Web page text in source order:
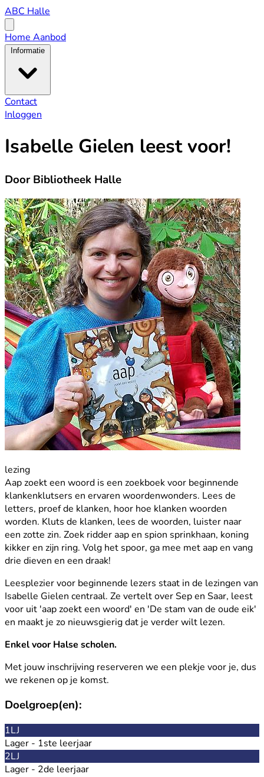
ABC
Halle
ABC Halle
menu
Home Aanbod
Informatie
Contact
Inloggen
Isabelle Gielen leest voor!
Door Bibliotheek Halle
lezing
Aap zoekt een woord is een zoekboek voor beginnende
klankenklutsers en ervaren woordenwonders. Lees de
letters, proef de klanken, hoor hoe klanken woorden
worden. Kluts de klanken, lees de woorden, luister naar
een zotte zin. Zoek ridder aap en spion sprinkhaan, koning
kikker en zijn ring. Volg het spoor, ga mee met aap en vang
drie dieven en een draak!
Leesplezier voor beginnende lezers staat in de lezingen van
Isabelle Gielen centraal. Ze vertelt over Sep en Saar, leest
voor uit 'aap zoekt een woord' en 'De stam van de oude eik'
en maakt je zo nieuwsgierig dat je verder wilt lezen.
Enkel voor Halse scholen.
Met jouw inschrijving reserveren we een plekje voor je, dus
we rekenen op je komst.
Doelgroep(en):
1LJ
Lager - 1ste leerjaar
2LJ
Lager - 2de leerjaar